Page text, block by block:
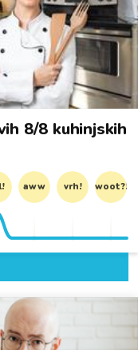
8/8 kuhinjskih
aww vrh! woot?!